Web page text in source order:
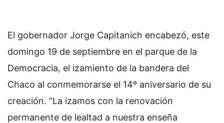
El gobernador Jorge Capitanich encabezó, este
domingo 19 de septiembre en el parque de la
Democracia, el izamiento de la bandera del
Chaco al conmemorarse el 14º aniversario de su
creación. “La izamos con la renovación
permanente de lealtad a nuestra enseña